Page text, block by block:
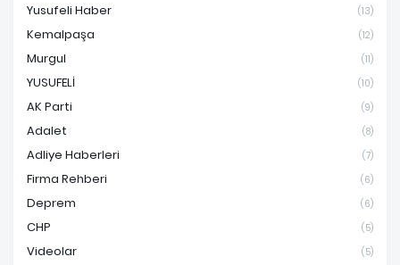
Yusufeli Haber (13)
Kemalpaşa (12)
Murgul (11)
YUSUFELİ (10)
AK Parti (9)
Adalet (8)
Adliye Haberleri (7)
Firma Rehberi (6)
Deprem (6)
CHP (5)
Videolar (5)